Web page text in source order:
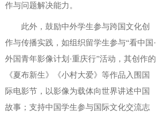
作与问题解决能力。
此外，鼓励中外学生参与跨国文化创
作与传播实践，如组织留学生参与“看中国·
外国青年影像计划·重庆行”活动，其创作的
《夏布新生》《小村大爱》等作品入围国
际电影节，以影像为载体向世界讲述中国
故事；支持中国学生参与国际文化交流志